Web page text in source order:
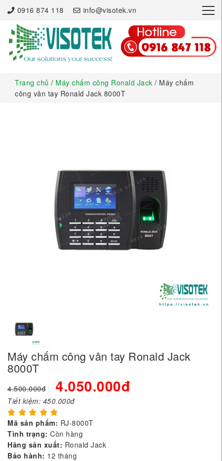
0916 874 118 info@visotek.vn ×
Trang chủ / Máy chấm công Ronald Jack / Máy chấm
công vân tay Ronald Jack 8000T
Máy chấm công vân tay Ronald Jack
8000T
4.500.000đ 4.050.000đ
Tiết kiệm: 450.000đ
Mã sản phẩm: RJ-8000T
Tình trạng: Còn hàng
Hãng sản xuất: Ronald Jack
Bảo hành: 12 tháng